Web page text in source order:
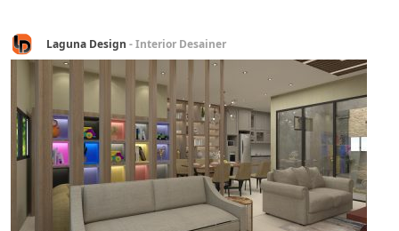
Laguna Design - Interior Desainer